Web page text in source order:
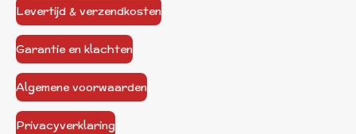
Levertijd & verzendkosten
Garantie en klachten
Algemene voorwaarden
Privacyverklaring